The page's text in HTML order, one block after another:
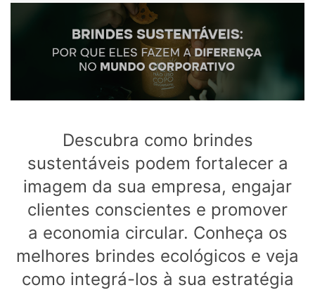
Descubra como brindes
sustentáveis podem fortalecer a
imagem da sua empresa, engajar
clientes conscientes e promover
a economia circular. Conheça os
melhores brindes ecológicos e veja
como integrá-los à sua estratégia